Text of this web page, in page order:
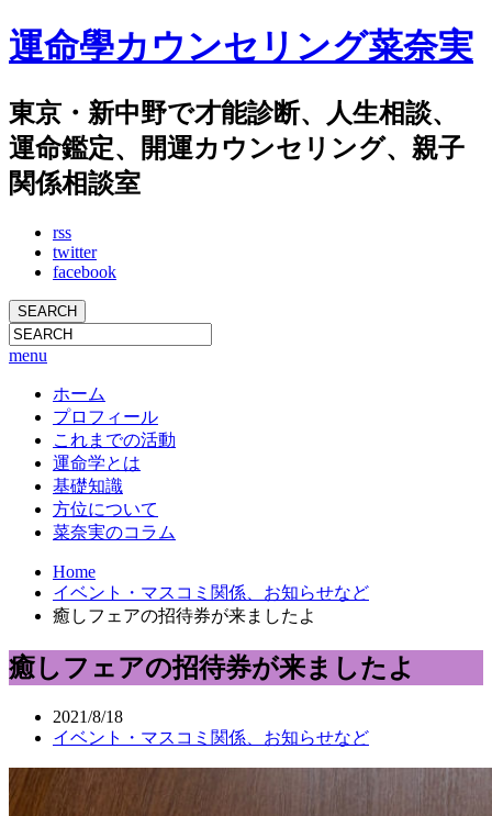
運命學カウンセリング菜奈実
東京・新中野で才能診断、人生相談、
運命鑑定、開運カウンセリング、親子
関係相談室
rss
twitter
facebook
menu
ホーム
プロフィール
これまでの活動
運命学とは
基礎知識
方位について
菜奈実のコラム
Home
イベント・マスコミ関係、お知らせなど
癒しフェアの招待券が来ましたよ
癒しフェアの招待券が来ましたよ
2021/8/18
イベント・マスコミ関係、お知らせなど